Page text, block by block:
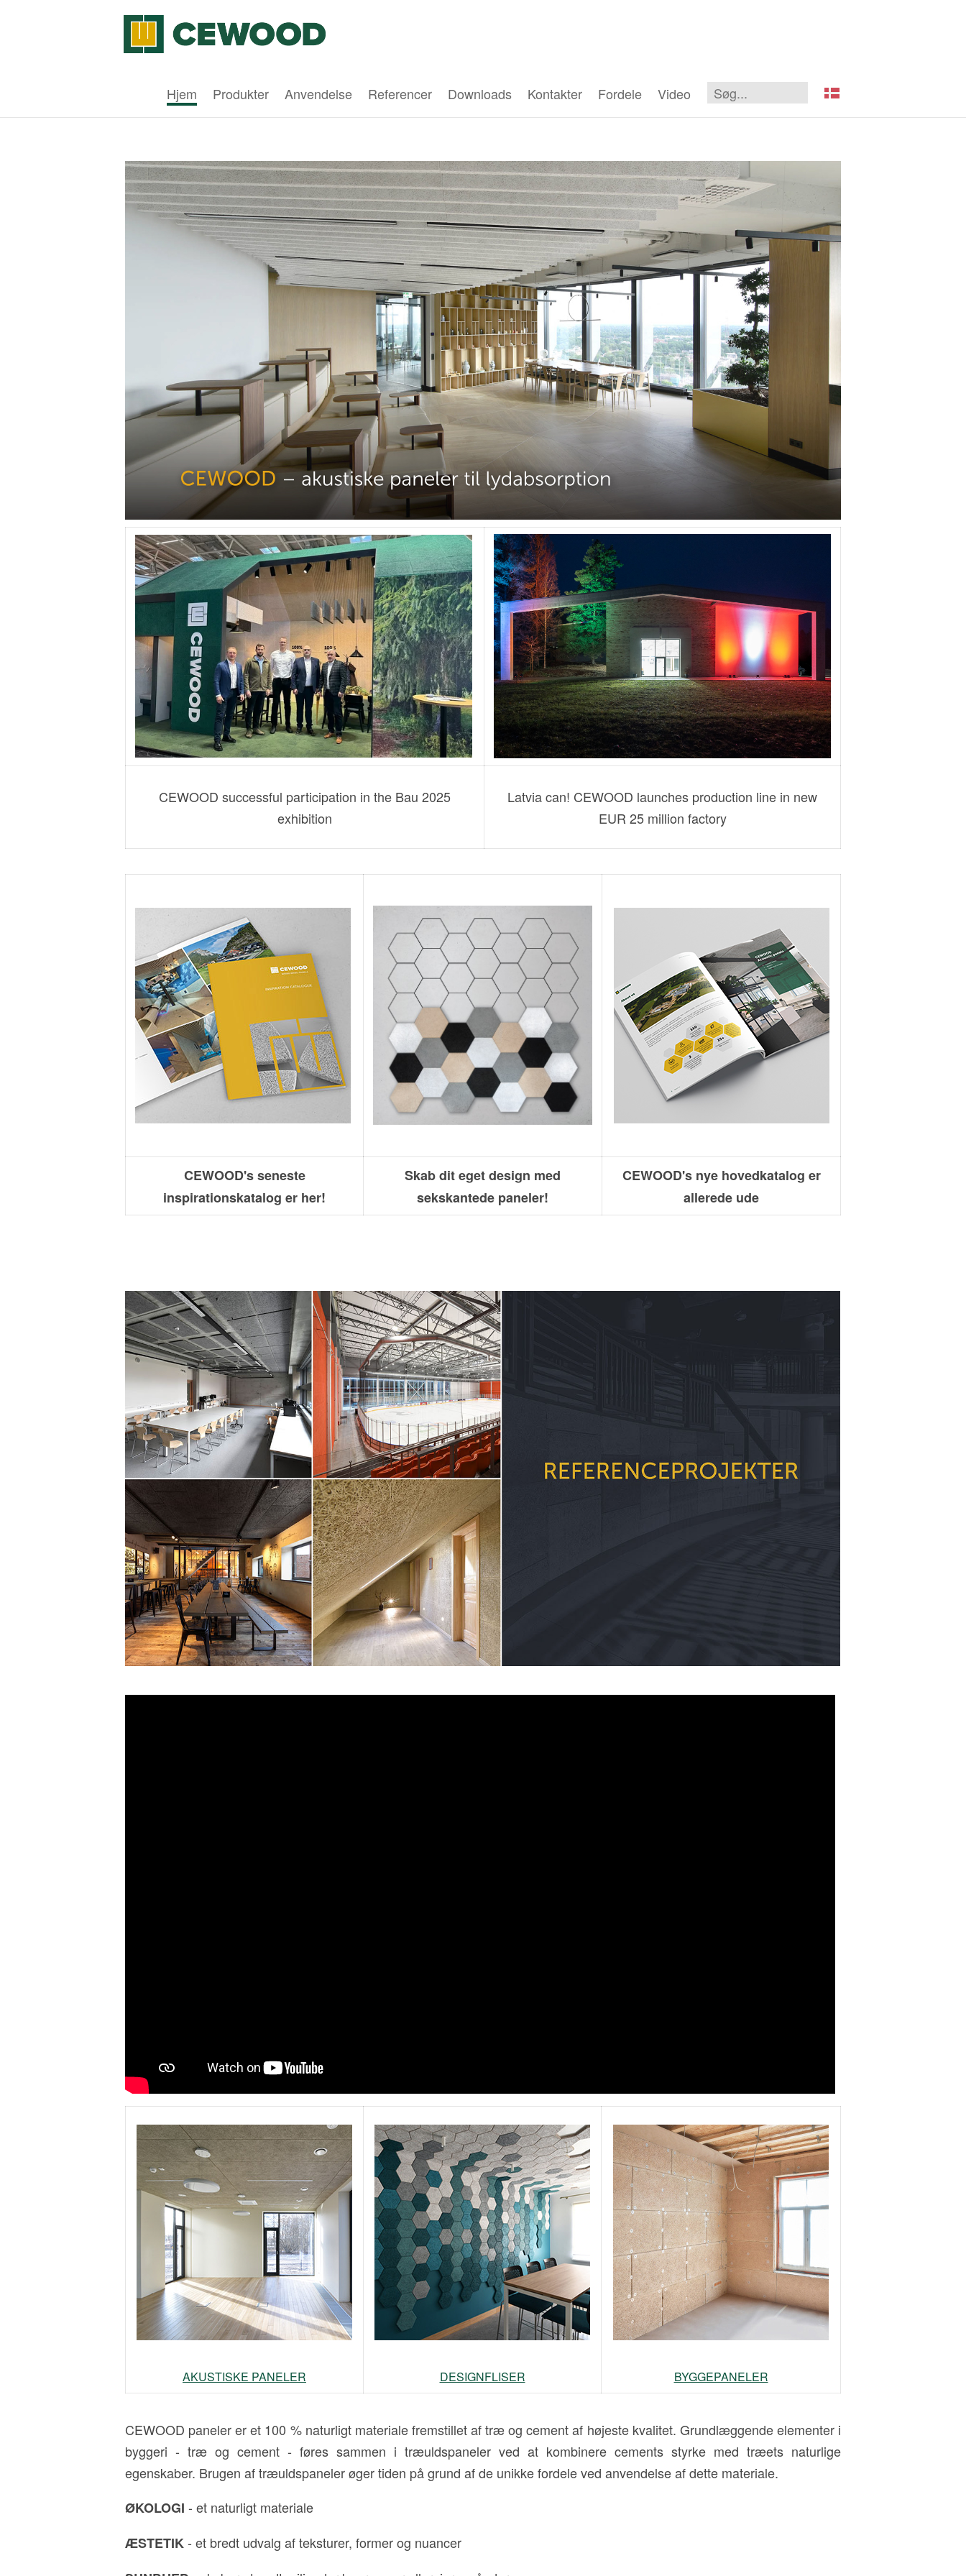
Hjem Produkter Anvendelse Referencer Downloads Kontakter Fordele Video
CEWOOD successful participation in the Bau 2025
exhibition
Latvia can! CEWOOD launches production line in new
EUR 25 million factory
CEWOOD's seneste
inspirationskatalog er her!
Skab dit eget design med
sekskantede paneler!
CEWOOD's nye hovedkatalog er
allerede ude
AKUSTISKE PANELER DESIGNFLISER BYGGEPANELER
CEWOOD paneler er et 100 % naturligt materiale fremstillet af træ og cement af højeste kvalitet. Grundlæggende elementer i
byggeri - træ og cement - føres sammen i træuldspaneler ved at kombinere cements styrke med træets naturlige
egenskaber. Brugen af træuldspaneler øger tiden på grund af de unikke fordele ved anvendelse af dette materiale.
ØKOLOGI - et naturligt materiale
ÆSTETIK- et bredt udvalg af teksturer, former og nuancer